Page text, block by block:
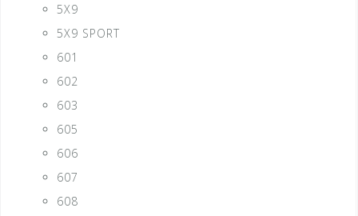
5X9
5X9 SPORT
601
602
603
605
606
607
608